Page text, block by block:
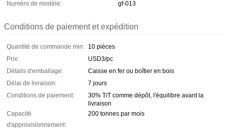
Numéro de modèle:
gf-013
Conditions de paiement et expédition
Quantité de commande min: 10 pièces
Prix:
USD3/pc
Détails d'emballage:
Caisse en fer ou boîtier en bois
Délai de livraison:
7 jours
Conditions de paiement:
30% T/T comme dépôt, l'équilibre avant la
livraison
Capacité
d'approvisionnement:
200 tonnes par mois